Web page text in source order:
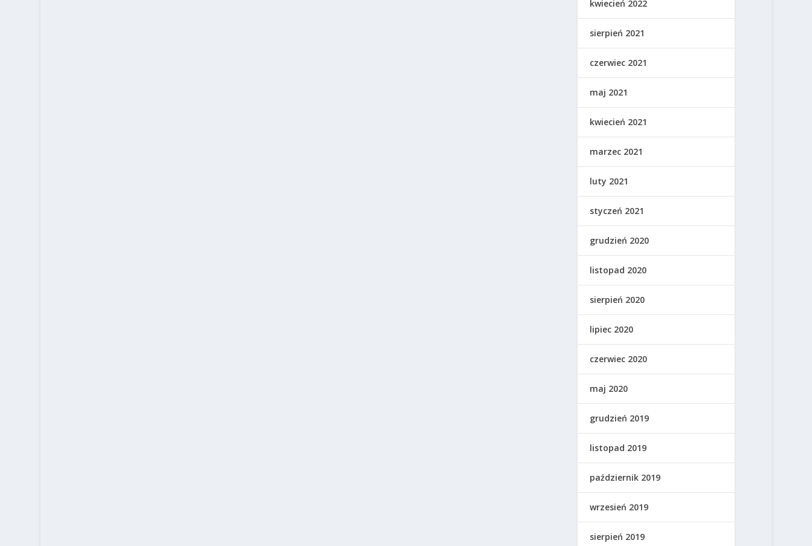
kwiecień 2022
sierpień 2021
czerwiec 2021
maj 2021
kwiecień 2021
marzec 2021
luty 2021
styczeń 2021
grudzień 2020
listopad 2020
sierpień 2020
lipiec 2020
czerwiec 2020
maj 2020
grudzień 2019
listopad 2019
październik 2019
wrzesień 2019
sierpień 2019